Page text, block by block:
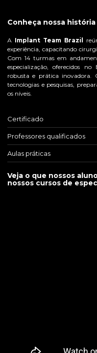
Conheça nossa história
A Implant Team Brazil
experiência, capacitando
Com 14 turmas em
especialização, oferecidos
robusta e prática inovadora.
tecnologias e pesquisas,
os níveis.
Certificado
Professores qualificados
Aulas práticas
Veja o que nossos
nossos cursos de